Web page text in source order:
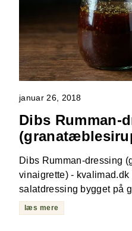
januar 26, 2018
Dibs Rumman-
Dibs Rumman-dressing
vinaigrette) -
salatdressing bygget på
læs mere